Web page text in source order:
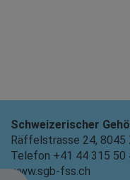
Schweizerischer
Räffelstrasse 24, 8045
Telefon +41 44 315 50
www.sgb-fss.ch